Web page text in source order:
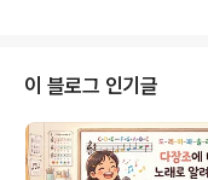
이러한 부분은 잘 드러나지 않
보는 이를 편하게 해 준답니다
이 블로그 인기글